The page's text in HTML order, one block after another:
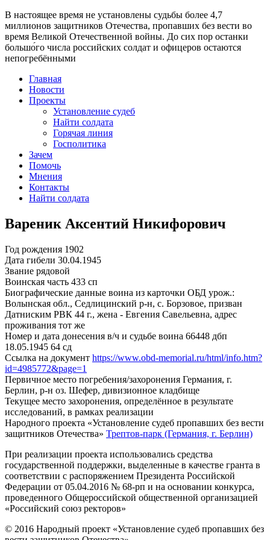
В настоящее время не установлены судьбы более 4,7
миллионов защитников Отечества, пропавших без вести во
время Великой Отечественной войны. До сих пор останки
большо́го числа российских солдат и офицеров остаются
непогребёнными
Главная
Новости
Проекты
Установление судеб
Найти солдата
Горячая линия
Госполитика
Зачем
Помочь
Мнения
Контакты
Найти солдата
Вареник Аксентий Никифорович
Год рождения 1902
Дата гибели 30.04.1945
Звание рядовой
Воинская часть 433 сп
Биографические данные воина из карточки ОБД урож.:
Волынская обл., Седлицинский р-н, с. Борзовое, призван
Датниским РВК 44 г., жена - Евгения Савельевна, адрес
проживания тот же
Номер и дата донесения в/ч и судьбе воина 66448 дбп
18.05.1945 64 сд
Ссылка на документ https://www.obd-memorial.ru/html/info.htm?
id=4985772&page=1
Первичное место погребения/захоронения Германия, г.
Берлин, р-н оз. Шефер, дивизионное кладбище
Текущее место захоронения, определённое в результате
исследований, в рамках реализации
Народного проекта «Установление судеб пропавших без вести
защитников Отечества» Трептов-парк (Германия, г. Берлин)
При реализации проекта использовались средства
государственной поддержки, выделенные в качестве гранта в
соответствии с распоряжением Президента Российской
Федерации от 05.04.2016 № 68-рп и на основании конкурса,
проведенного Общероссийской общественной организацией
«Российский союз ректоров»
© 2016 Народный проект «Установление судеб пропавших без